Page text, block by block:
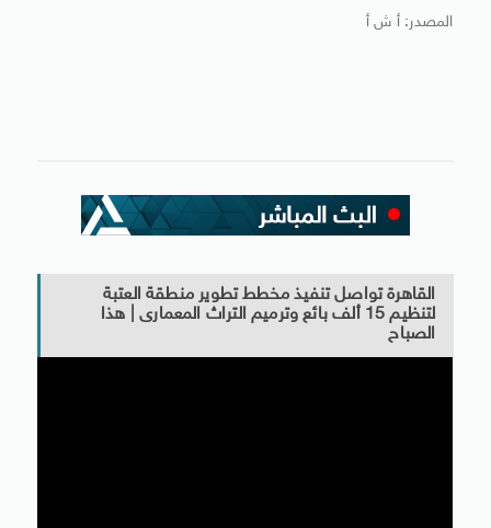
المصدر: أ ش أ
القاهرة تواصل تنفيذ مخطط تطوير منطقة العتبة
لتنظيم 15 ألف بائع وترميم التراث المعمارى | هذا
الصباح